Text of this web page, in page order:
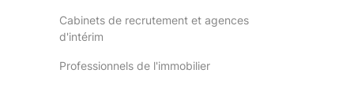
Cabinets de recrutement et agences
d'intérim
Professionnels de l'immobilier